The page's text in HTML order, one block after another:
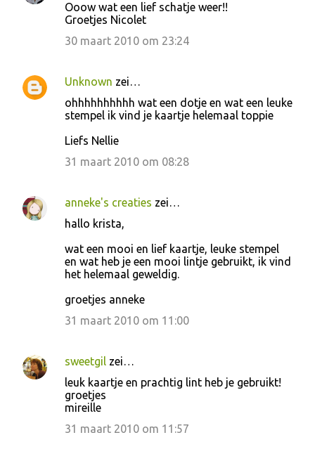
Ooow wat een lief schatje weer!!
Groetjes Nicolet
30 maart 2010 om 23:24
Unknown zei…
ohhhhhhhhhh wat een dotje en wat een leuke
stempel ik vind je kaartje helemaal toppie
Liefs Nellie
31 maart 2010 om 08:28
anneke's creaties zei…
hallo krista,
wat een mooi en lief kaartje, leuke stempel
en wat heb je een mooi lintje gebruikt, ik vind
het helemaal geweldig.
groetjes anneke
31 maart 2010 om 11:00
sweetgil zei…
leuk kaartje en prachtig lint heb je gebruikt!
groetjes
mireille
31 maart 2010 om 11:57